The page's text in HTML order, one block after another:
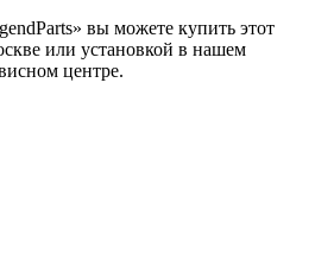
вы можете купить этот
или установкой в нашем
центре.